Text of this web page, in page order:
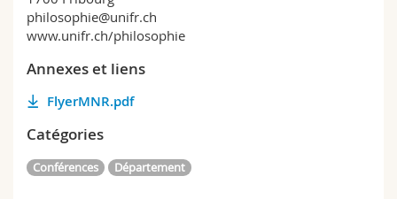
philosophie@unifr.ch
www.unifr.ch/philosophie
Annexes et liens
FlyerMNR.pdf
Catégories
Conférences Département